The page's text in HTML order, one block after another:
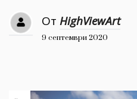
Дизайн
Книги
От HighViewArt
9 септември 2020